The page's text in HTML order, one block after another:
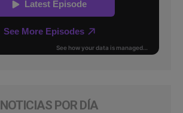
NOTICIAS POR DÍA